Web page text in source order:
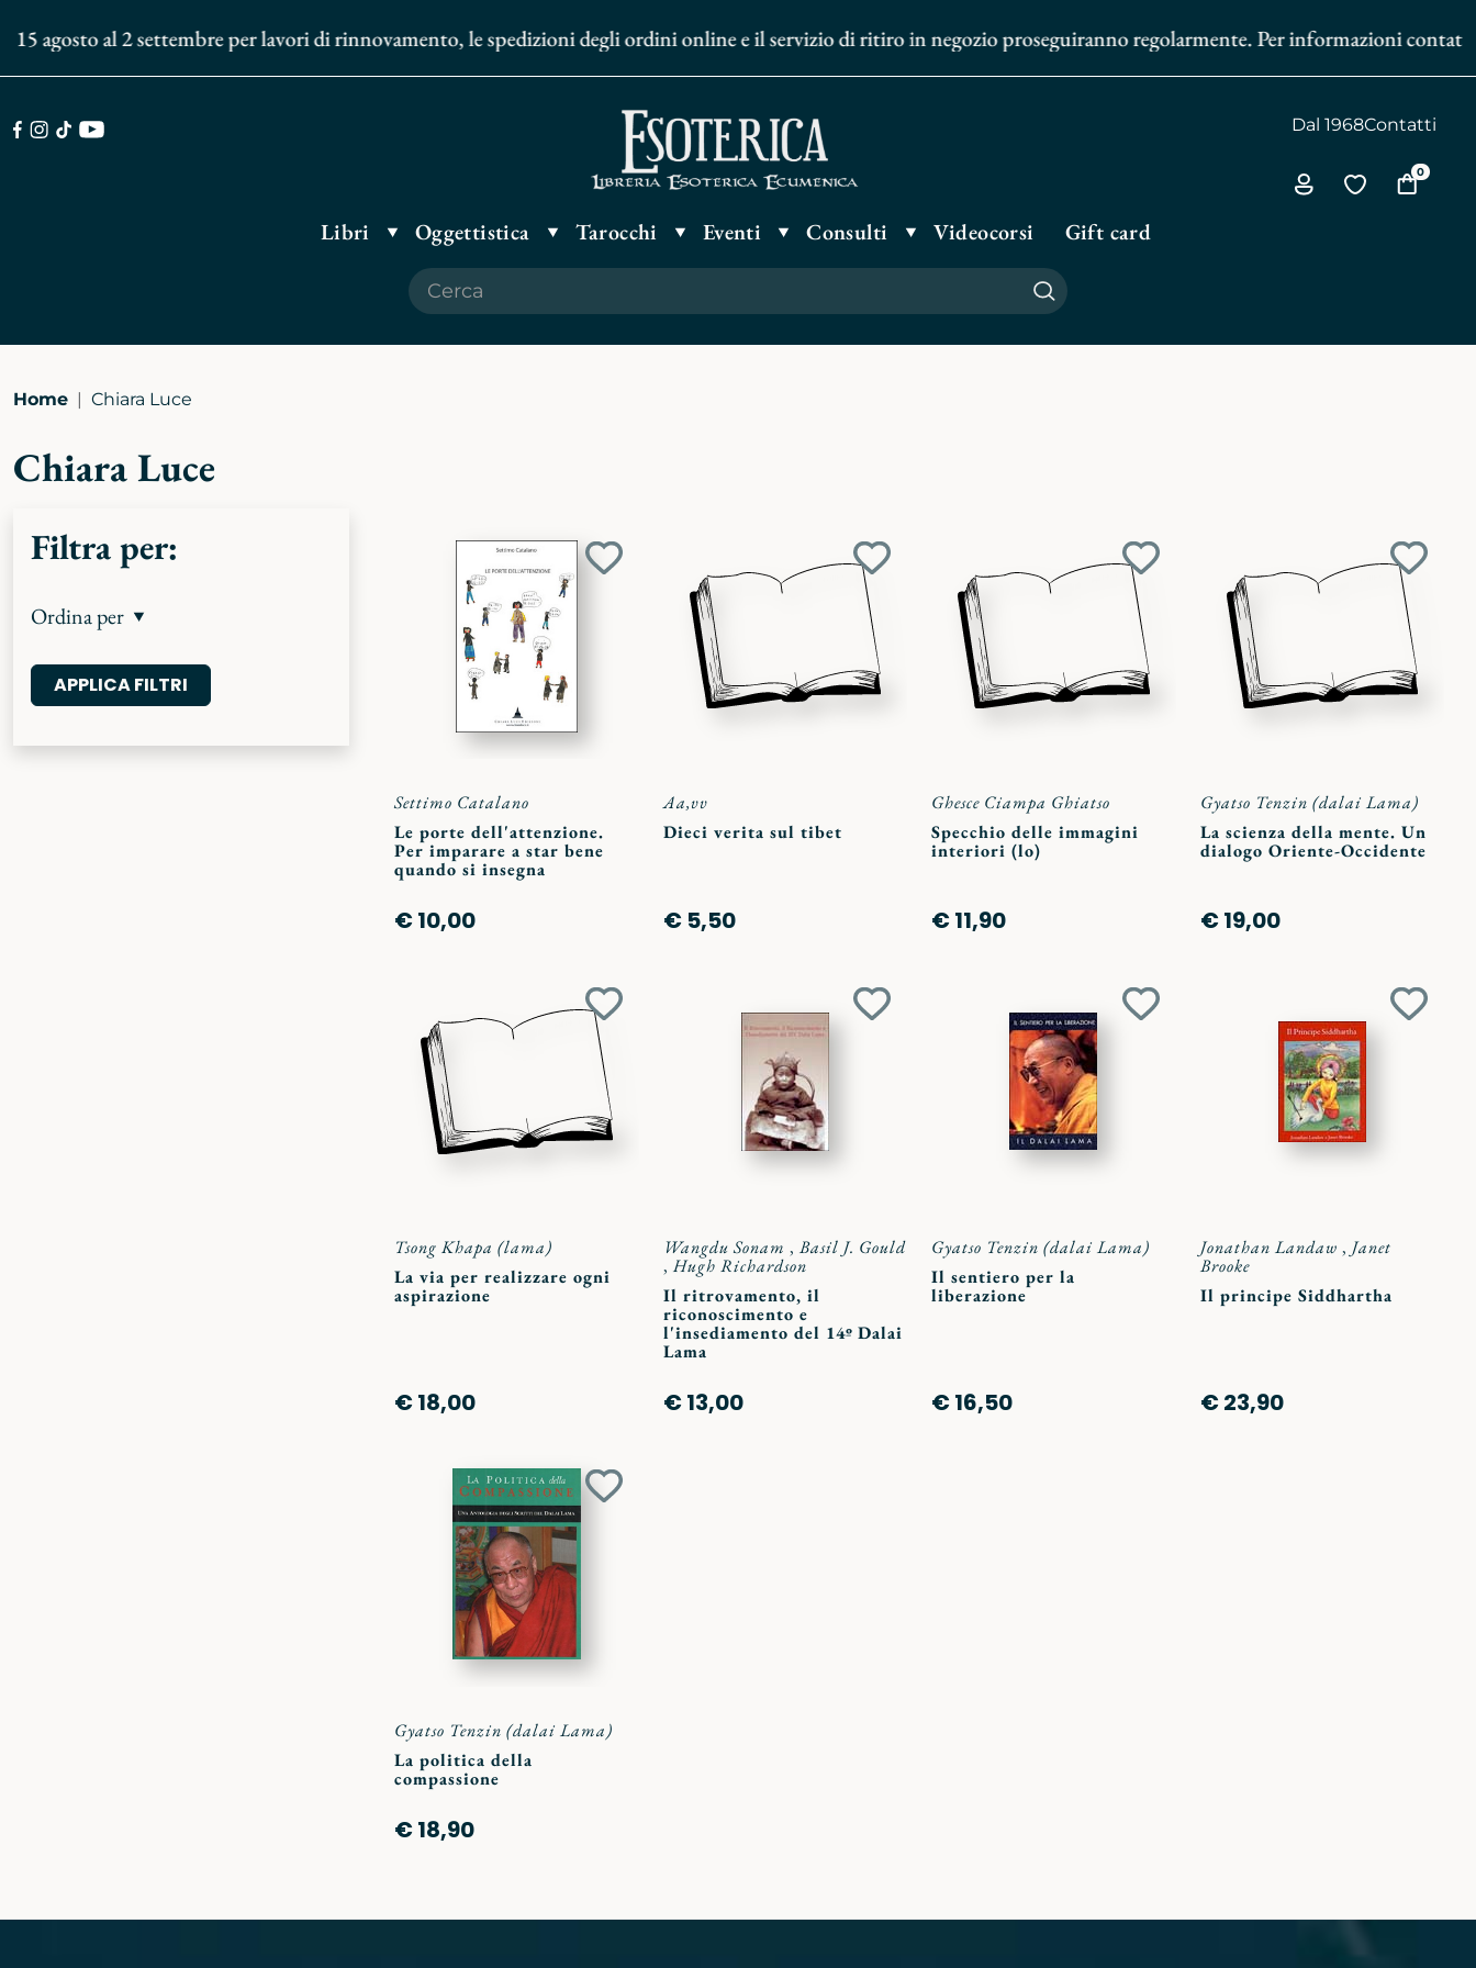
agosto al 2 settembre per lavori di rinnovamento, le spedizioni degli ordini online e il servizio di ritiro in negozio proseguiranno regolarmente. Per informazioni contattaci
Dal 1968Contatti
Via
Vai
Vai
0
Libri Oggettistica Tarocchi Eventi Consulti Videocorsi Gift card
Cerca
Home Chiara Luce
Chiara Luce
Filtra per:
Ordina per
Aggiungi
Settimo Catalano
Le porte dell'attenzione.
Per imparare a star bene
quando si insegna
€ 10,00
Aggiungi
preferiti
Aa,vv
Dieci verita sul tibet
€ 5,50
Aggiungi
preferiti
Ghesce Ciampa Ghiatso
Specchio delle immagini
interiori (lo)
€ 11,90
preferiti
Gyatso Tenzin (dalai Lama)
La scienza della mente. Un
dialogo Oriente-Occidente
€ 19,00
Aggiungi
preferiti
Tsong Khapa (lama)
La via per realizzare ogni
aspirazione
€ 18,00
Aggiungi
Wangdu Sonam , Basil J. Gould
, Hugh Richardson
Il ritrovamento, il
riconoscimento e
l'insediamento del 14º Dalai
Lama
€ 13,00
Aggiungi
Gyatso Tenzin (dalai Lama)
Il sentiero per la
liberazione
€ 16,50
Jonathan Landaw , Janet
Brooke
Il principe Siddhartha
€ 23,90
Aggiungi
Gyatso Tenzin (dalai Lama)
La politica della
compassione
€ 18,90